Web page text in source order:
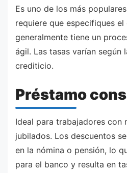
Es uno de los más
requiere que especifiques
generalmente tiene un
ágil. Las tasas varían
crediticio.
Préstamo
Ideal para trabajadores con
jubilados. Los descuentos
en la nómina o pensión, lo
para el banco y resulta en